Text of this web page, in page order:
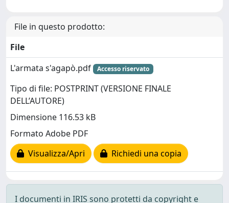
File in questo prodotto:
File
L'armata s'agapò.pdf
Accesso riservato
Tipo di file: POSTPRINT (VERSIONE FINALE
DELL’AUTORE)
Dimensione 116.53 kB
Formato Adobe PDF
Visualizza/Apri
Richiedi una copia
I documenti in IRIS sono protetti da copyright e